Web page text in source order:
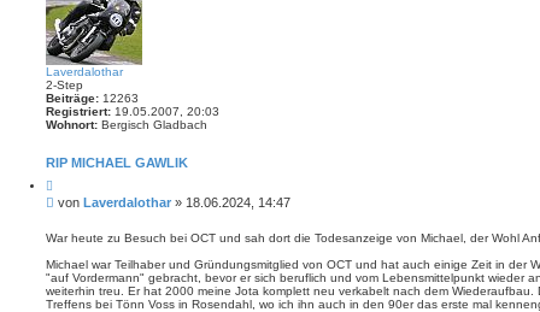
Laverdalothar
2-Step
Beiträge: 12263
Registriert: 19.05.2007, 20:03
Wohnort: Bergisch Gladbach
RIP MICHAEL GAWLIK
i
t
e
e
n
B
i
r
a
g
von Laverdalothar » 18.06.2024, 14:47
War heute zu Besuch bei OCT und sah dort die Todesanzeige von Michael, der Wohl
Michael war Teilhaber und Gründungsmitglied von OCT und hat auch einige Zeit in der
"auf Vordermann" gebracht, bevor er sich beruflich und vom Lebensmittelpunkt wieder
weiterhin treu. Er hat 2000 meine Jota komplett neu verkabelt nach dem
Treffens bei Tönn Voss in Rosendahl, wo ich ihn auch in den 90er das erste mal